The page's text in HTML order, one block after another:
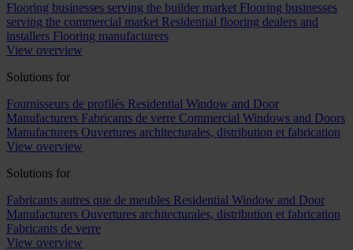
Flooring businesses serving the builder market Flooring businesses
serving the commercial market Residential flooring dealers and
installers Flooring manufacturers
View overview
Solutions for
Fournisseurs de profilés Residential Window and Door
Manufacturers Fabricants de verre Commercial Windows and Doors
Manufacturers Ouvertures architecturales, distribution et fabrication
View overview
Solutions for
Fabricants autres que de meubles Residential Window and Door
Manufacturers Ouvertures architecturales, distribution et fabrication
Fabricants de verre
View overview